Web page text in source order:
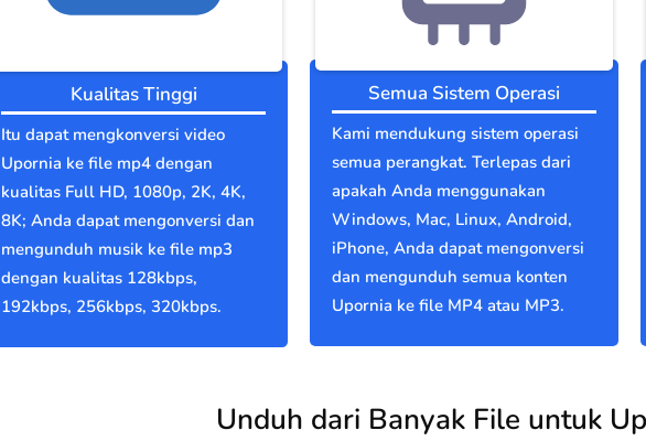
Kualitas Tinggi
Itu dapat mengkonversi video
Upornia ke file mp4 dengan
kualitas Full HD, 1080p, 2K, 4K,
8K; Anda dapat mengonversi dan
mengunduh musik ke file mp3
dengan kualitas 128kbps,
192kbps, 256kbps, 320kbps.
Semua Sistem Operasi
Kami mendukung sistem operasi
semua perangkat. Terlepas dari
apakah Anda menggunakan
Windows, Mac, Linux, Android,
iPhone, Anda dapat mengonversi
dan mengunduh semua konten
Upornia ke file MP4 atau MP3.
Unduh dari Banyak File untuk